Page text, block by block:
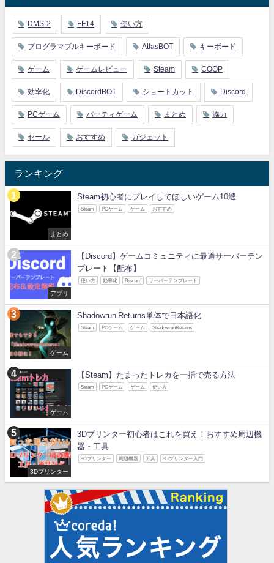
DMS-2 FF14 使い方
プログラマブルキーボード AtlasBOT キーボード
ゲーム ゲームレビュー Steam COOP
効率化 DiscordBOT ショートカット Discord
PCゲーム パーティゲーム まとめ 協力
セール おすすめ ガジェット
ランキング
まとめ
Steam初心者にプレイしてほしいゲーム10選
Steam PCゲーム ゲーム おすすめ
アプリ
【Discord】ゲームコミュニティに最適サーバーテン
プレート【配布】
使い方 効率化 Discord サーバーテンプレート
ゲーム
Shadowrun Returns単体で日本語化
Steam PCゲーム ゲーム ShadowrunReturns
ゲーム
【Steam】たまったトレカを一括で売る方法
Steam PCゲーム ゲーム 使い方
3Dプリンター
3Dプリンター初心者はこれを買え！おすすめ周辺機
器・工具
3Dプリンター 周辺機器 工具 3Dプリンター入門